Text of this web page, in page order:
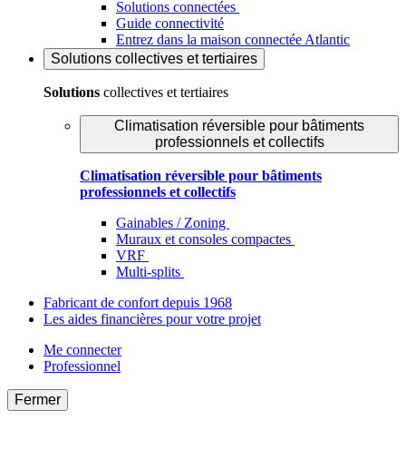
Solutions connectées
Guide connectivité
Entrez dans la maison connectée Atlantic
Solutions collectives et tertiaires
Solutions collectives et tertiaires
Climatisation réversible pour bâtiments
professionnels et collectifs
Climatisation réversible pour bâtiments
professionnels et collectifs
Gainables / Zoning
Muraux et consoles compactes
VRF
Multi-splits
Fabricant de confort depuis 1968
Les aides financières pour votre projet
Me connecter
Professionnel
Fermer